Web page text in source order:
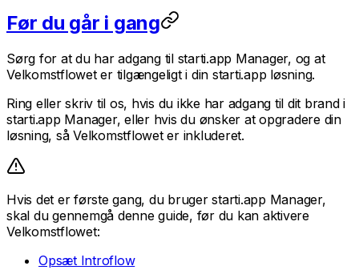
Før du går i gang
Sørg for at du har adgang til starti.app Manager, og at
Velkomstflowet er tilgængeligt i din starti.app løsning.
Ring eller skriv til os, hvis du ikke har adgang til dit brand i
starti.app Manager, eller hvis du ønsker at opgradere din
løsning, så Velkomstflowet er inkluderet.
Hvis det er første gang, du bruger starti.app Manager,
skal du gennemgå denne guide, før du kan aktivere
Velkomstflowet:
Opsæt Introflow